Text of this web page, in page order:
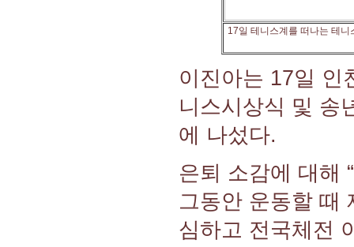
17일 테니스계를 떠나는 테
이진아는 17일 인
니스시상식 및 송
에 나섰다.
은퇴 소감에 대해
그동안 운동할 때
심하고 전국체전